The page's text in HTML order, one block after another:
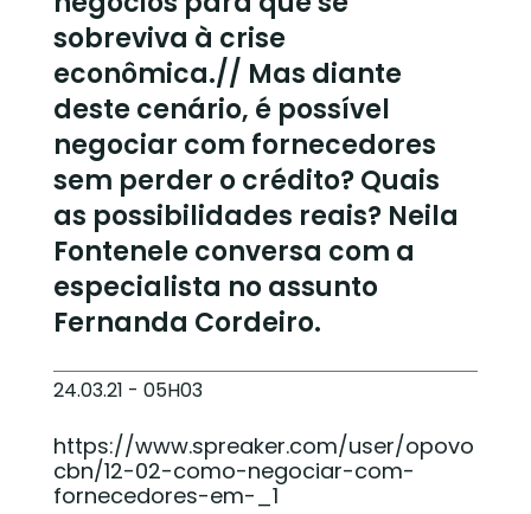
sobreviva à crise
econômica.// Mas diante
deste cenário, é possível
negociar com fornecedores
sem perder o crédito? Quais
as possibilidades reais? Neila
Fontenele conversa com a
especialista no assunto
Fernanda Cordeiro.
24.03.21 - 05H03
https://www.spreaker.com/user/opovo
cbn/12-02-como-negociar-com-
fornecedores-em-_1